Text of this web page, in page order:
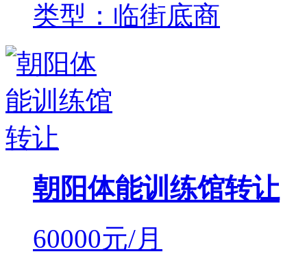
类型：临街底商
朝阳体能训练馆转让
60000元/月